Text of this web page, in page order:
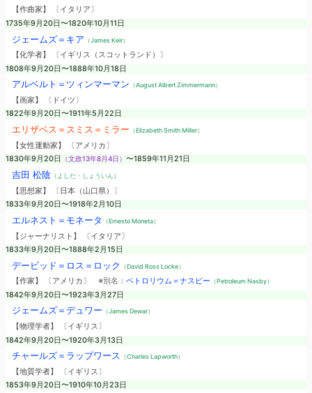
【作曲家】 〔イタリア〕
1735年9月20日〜1820年10月11日
ジェームズ＝キア （James Keir）
【化学者】 〔イギリス（スコットランド）〕
1808年9月20日〜1888年10月18日
アルベルト＝ツィンマーマン （August Albert Zimmermann）
【画家】 〔ドイツ〕
1822年9月20日〜1911年5月22日
エリザベス＝スミス＝ミラー （Elizabeth Smith Miller）
【女性運動家】 〔アメリカ〕
1830年9月20日
（文政13年8月4日） 〜1859年11月21日
吉田 松陰（よしだ・しょういん）
【思想家】 〔日本（山口県）〕
1833年9月20日〜1918年2月10日
エルネスト＝モネータ （Ernesto Moneta）
【ジャーナリスト】 〔イタリア〕
1833年9月20日〜1888年2月15日
デービッド＝ロス＝ロック （David Ross Locke）
【作家】 〔アメリカ〕 ※別名： ペトロリウム＝ナスビー （Petroleum Nasby）
1842年9月20日〜1923年3月27日
ジェームズ＝デュワー （James Dewar）
【物理学者】 〔イギリス〕
1842年9月20日〜1920年3月13日
チャールズ＝ラップワース （Charles Lapworth）
【地質学者】 〔イギリス〕
1853年9月20日〜1910年10月23日